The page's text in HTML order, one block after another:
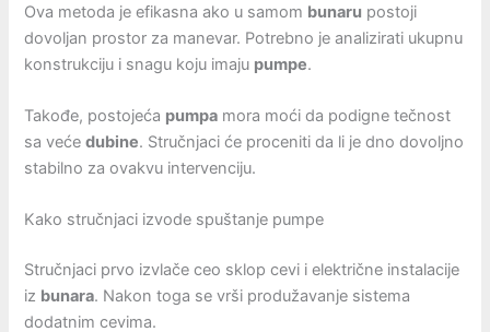
Ova metoda je efikasna ako u samom bunaru postoji
dovoljan prostor za manevar. Potrebno je analizirati ukupnu
konstrukciju i snagu koju imaju pumpe.
Takođe, postojeća pumpa mora moći da podigne tečnost
sa većedubine. Stručnjaci će proceniti da li je dno dovoljno
stabilno za ovakvu intervenciju.
Kako stručnjaci izvode spuštanje pumpe
Stručnjaci prvo izvlače ceo sklop cevi i električne instalacije
iz bunara. Nakon toga se vrši produžavanje sistema
dodatnim cevima.